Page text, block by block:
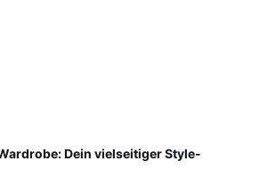
Dein vielseitiger Style-